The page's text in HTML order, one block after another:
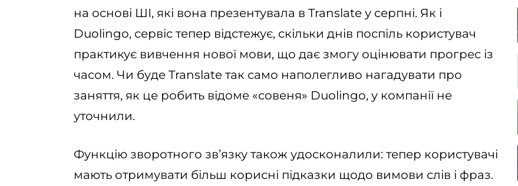
на основі ШІ, які вона презентувала в Translate у серпні. Як і
Duolingo, сервіс тепер відстежує, скільки днів поспіль користувач
практикує вивчення нової мови, що дає змогу оцінювати прогрес із
часом. Чи буде Translate так само наполегливо нагадувати про
заняття, як це робить відоме «совеня» Duolingo, у компанії не
уточнили.
Функцію зворотного зв’язку також удосконалили: тепер користувачі
мають отримувати більш корисні підказки щодо вимови слів і фраз.